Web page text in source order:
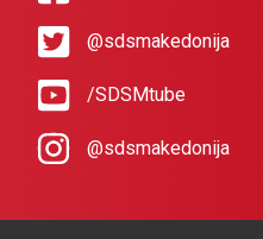
@sdsmakedonija
/SDSMtube
@sdsmakedonija